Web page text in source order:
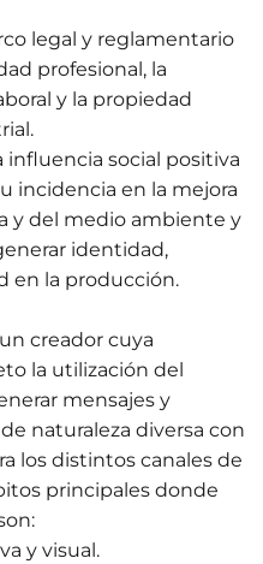
legal y reglamentario
profesional, la
y la propiedad
influencia social positiva
incidencia en la mejora
y del medio ambiente y
identidad,
en la producción.
creador cuya
la utilización del
mensajes y
naturaleza diversa con
los distintos canales de
principales donde
y visual.